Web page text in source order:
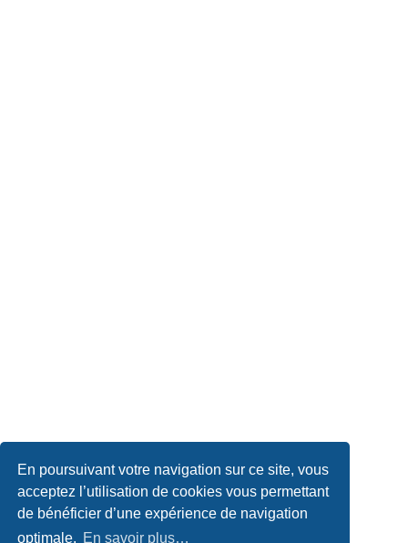
En poursuivant votre navigation sur ce site, vous
acceptez l’utilisation de cookies vous permettant
de bénéficier d’une expérience de navigation
optimale. En savoir plus…